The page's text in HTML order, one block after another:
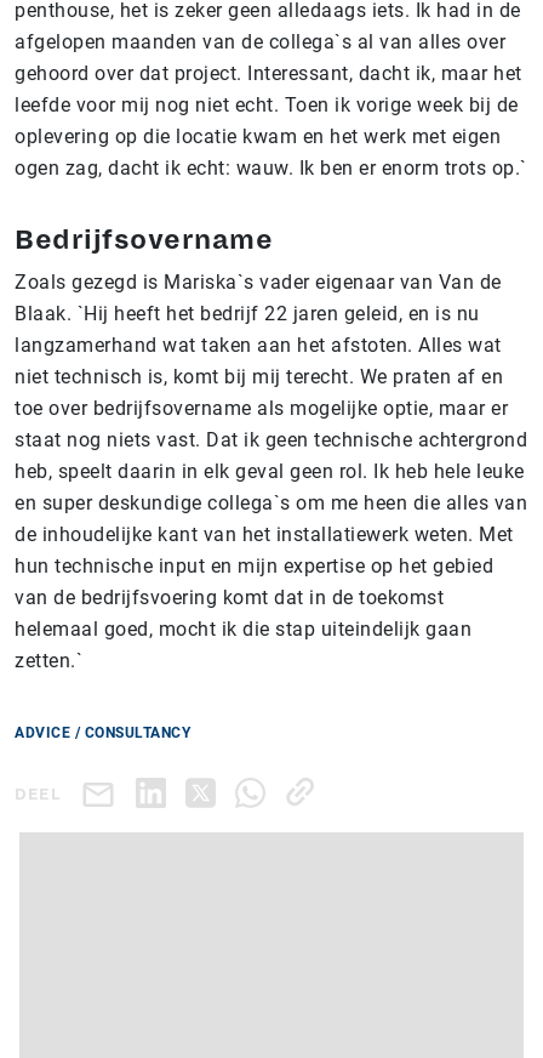
penthouse, het is zeker geen alledaags iets. Ik had in de
afgelopen maanden van de collega`s al van alles over
gehoord over dat project. Interessant, dacht ik, maar het
leefde voor mij nog niet echt. Toen ik vorige week bij de
oplevering op die locatie kwam en het werk met eigen
ogen zag, dacht ik echt: wauw. Ik ben er enorm trots op.`
Bedrijfsovername
Zoals gezegd is Mariska`s vader eigenaar van Van de
Blaak. `Hij heeft het bedrijf 22 jaren geleid, en is nu
langzamerhand wat taken aan het afstoten. Alles wat
niet technisch is, komt bij mij terecht. We praten af en
toe over bedrijfsovername als mogelijke optie, maar er
staat nog niets vast. Dat ik geen technische achtergrond
heb, speelt daarin in elk geval geen rol. Ik heb hele leuke
en super deskundige collega`s om me heen die alles van
de inhoudelijke kant van het installatiewerk weten. Met
hun technische input en mijn expertise op het gebied
van de bedrijfsvoering komt dat in de toekomst
helemaal goed, mocht ik die stap uiteindelijk gaan
zetten.`
ADVICE / CONSULTANCY
DEEL